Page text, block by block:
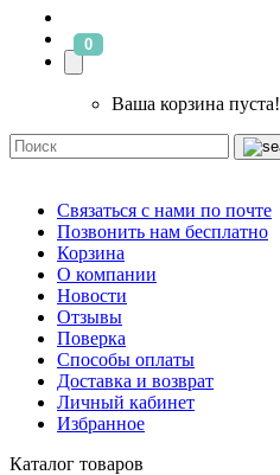
0
Ваша корзина пуста!
Связаться с нами по почте
Позвонить нам бесплатно
Корзина
О компании
Новости
Отзывы
Поверка
Способы оплаты
Доставка и возврат
Личный кабинет
Избранное
Каталог товаров